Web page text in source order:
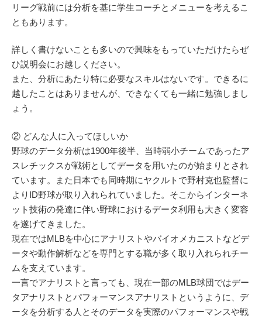
リーグ戦前には分析を基に学生コーチとメニューを考えるこ
ともあります。
詳しく書けないことも多いので興味をもっていただけたらぜ
ひ説明会にお越しください。
また、分析にあたり特に必要なスキルはないです。できるに
越したことはありませんが、できなくても一緒に勉強しまし
ょう。
② どんな人に入ってほしいか
野球のデータ分析は1900年後半、当時弱小チームであったア
スレチックスが戦術としてデータを用いたのが始まりとされ
ています。また日本でも同時期にヤクルトで野村克也監督に
よりID野球が取り入れられていました。そこからインターネ
ット技術の発達に伴い野球におけるデータ利用も大きく変容
を遂げてきました。
現在ではMLBを中心にアナリストやバイオメカニストなどデ
ータや動作解析などを専門とする職が多く取り入れられチー
ムを支えています。
一言でアナリストと言っても、現在一部のMLB球団ではデー
タアナリストとパフォーマンスアナリストというように、デ
ータを分析する人とそのデータを実際のパフォーマンスや戦